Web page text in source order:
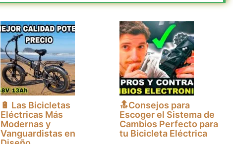
🔋 Las Bicicletas
Eléctricas Más
Modernas y
Vanguardistas en
🔝Consejos para
Escoger el Sistema de
Cambios Perfecto para
tu Bicicleta Eléctrica